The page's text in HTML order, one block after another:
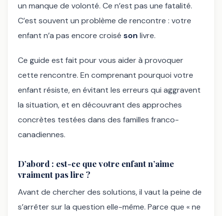
un manque de volonté. Ce n’est pas une fatalité.
C’est souvent un problème de rencontre : votre
enfant n’a pas encore croisé son livre.
Ce guide est fait pour vous aider à provoquer
cette rencontre. En comprenant pourquoi votre
enfant résiste, en évitant les erreurs qui aggravent
la situation, et en découvrant des approches
concrètes testées dans des familles franco-
canadiennes.
D’abord : est-ce que votre enfant n’aime
vraiment pas lire ?
Avant de chercher des solutions, il vaut la peine de
s’arrêter sur la question elle-même. Parce que « ne